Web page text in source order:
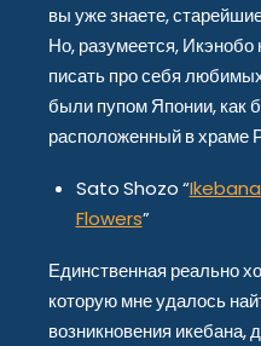
вы уже знаете,
Но, разумеется,
писать про себя
были пупом Японии, как
расположенный в храме
Sato Shozo “
Flowers”
Единственная реально
которую мне удалось
возникновения икебана,